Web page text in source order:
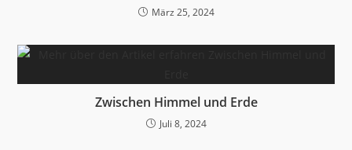
März 25, 2024
Zwischen Himmel und Erde
Juli 8, 2024